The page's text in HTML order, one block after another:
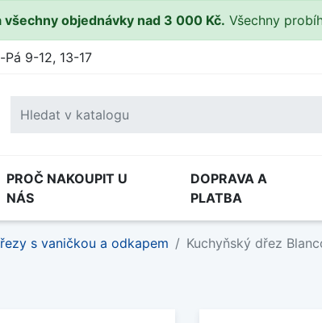
všechny objednávky nad 3 000 Kč. Všechny
Pá 9-12, 13-17
PROČ NAKOUPIT U
NÁS
DOPRAVA A
PLATBA
s vaničkou a odkapem Kuchyňský dřez